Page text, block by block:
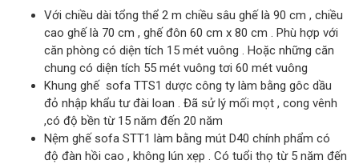
Với chiều dài tổng thể 2 m chiều sâu ghế là 90 cm , chiều
cao ghế là 70 cm , ghế đôn 60 cm x 80 cm . Phù hợp với
căn phòng có diện tích 15 mét vuông . Hoặc những căn
chung có diện tích 55 mét vuông tơi 60 mét vuông
Khung ghế sofa TTS1 dược công ty làm bằng gôc dầu
đỏ nhập khẩu tư đài loan . Đã sử lý mối mọt , cong vênh
,có độ bền từ 15 năm đến 20 năm
Nệm ghế sofa STT1 làm bằng mút D40 chính phẩm có
độ đàn hồi cao , không lún xẹp . Có tuổi thọ từ 5 năm đến